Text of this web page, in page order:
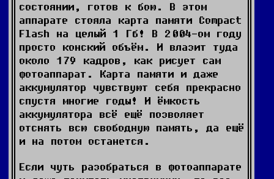
состоянии, готов к бою. В этом
аппарате стояла карта памяти Compact
Flash на целый 1 Гб! В 2004-ом году
просто конский объём. И влазит туда
около 179 кадров, как рисует сам
фотоаппарат. Карта памяти и даже
аккумулятор чувствуют себя прекрасно
спустя многие годы! И ёмкость
аккумулятора всё ещё позволяет
отснять всю свободную память, да ещё
и на потом останется.
Если чуть разобраться в фотоаппарате